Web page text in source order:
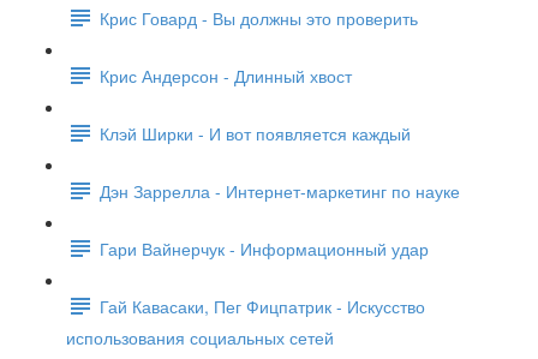
Крис Говард - Вы должны это проверить
Крис Андерсон - Длинный хвост
Клэй Ширки - И вот появляется каждый
Дэн Заррелла - Интернет-маркетинг по науке
Гари Вайнерчук - Информационный удар
Гай Кавасаки, Пег Фицпатрик - Искусство
использования социальных сетей